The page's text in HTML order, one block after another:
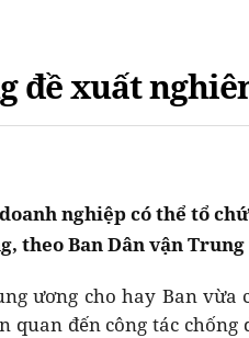
đề xuất
nghiệp có thể tổ
theo Ban Dân vận
ương cho hay Ban vừa
đến công tác chống